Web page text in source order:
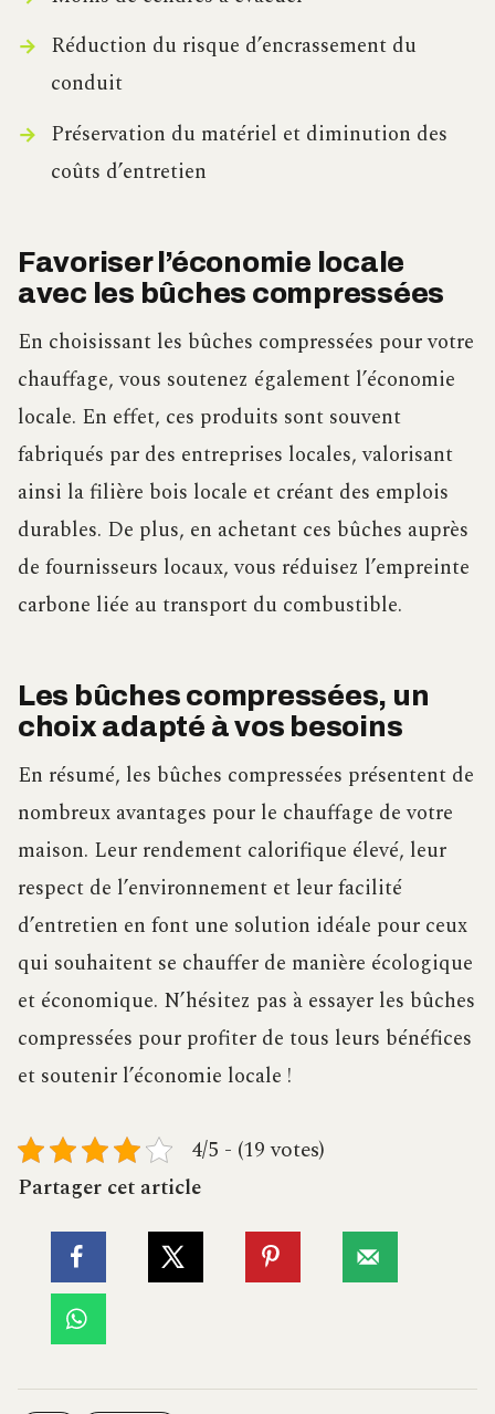
Réduction du risque d’encrassement du
conduit
Préservation du matériel et diminution des
coûts d’entretien
Favoriser l’économie locale
avec les bûches compressées
En choisissant les bûches compressées pour votre
chauffage, vous soutenez également l’économie
locale. En effet, ces produits sont souvent
fabriqués par des entreprises locales, valorisant
ainsi la filière bois locale et créant des emplois
durables. De plus, en achetant ces bûches auprès
de fournisseurs locaux, vous réduisez l’empreinte
carbone liée au transport du combustible.
Les bûches compressées, un
choix adapté à vos besoins
En résumé, les bûches compressées présentent de
nombreux avantages pour le chauffage de votre
maison. Leur rendement calorifique élevé, leur
respect de l’environnement et leur facilité
d’entretien en font une solution idéale pour ceux
qui souhaitent se chauffer de manière écologique
et économique. N’hésitez pas à essayer les bûches
compressées pour profiter de tous leurs bénéfices
et soutenir l’économie locale !
4/5 - (19 votes)
Partager cet article